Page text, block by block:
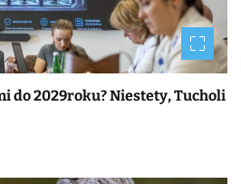
do 2029roku? Niestety, Tucholi